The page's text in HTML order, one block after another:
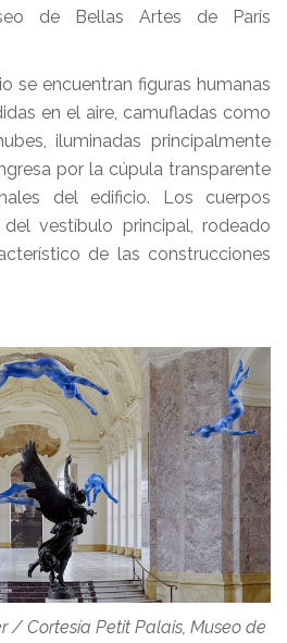
de Bellas Artes de París
se encuentran figuras humanas
en el aire, camufladas como
iluminadas principalmente
por la cúpula transparente
del edificio. Los cuerpos
vestíbulo principal, rodeado
de las construcciones
/ Cortesía Petit Palais, Museo de